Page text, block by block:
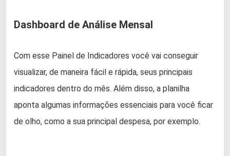
Dashboard de Análise Mensal
Com esse Painel de Indicadores você vai conseguir
visualizar, de maneira fácil e rápida, seus principais
indicadores dentro do mês. Além disso, a planilha
aponta algumas informações essenciais para você ficar
de olho, como a sua principal despesa, por exemplo.